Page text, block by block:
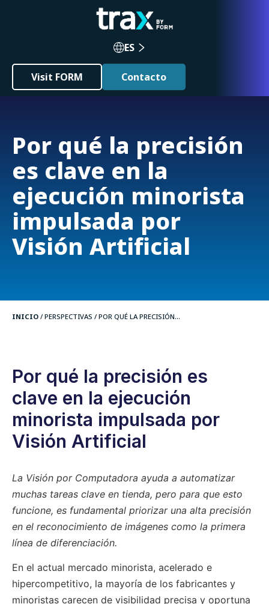
ES
Visit FORM Contacto
Por qué la precisión
es clave en la
ejecución minorista
impulsada por
Visión Artificial
INICIO / PERSPECTIVAS / POR QUÉ LA PRECISIÓN...
Por qué la precisión es
clave en la ejecución
minorista impulsada por
Visión Artificial
La Visión por Computadora ayuda a automatizar
muchas tareas clave en tienda, pero para que esto
funcione, es fundamental priorizar una alta precisión
en el reconocimiento de imágenes como la primera
línea de diferenciación.
En el actual mercado minorista, acelerado e
hipercompetitivo, la mayoría de los fabricantes y
minoristas carecen de visibilidad precisa y oportuna